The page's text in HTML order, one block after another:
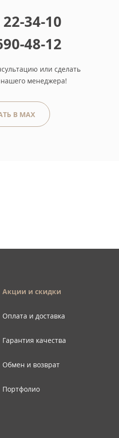
34-10
48-12
или сделать
нашего менеджера!
В MAX
Акции и скидки
Оплата и доставка
Гарантия качества
Обмен и возврат
Портфолио